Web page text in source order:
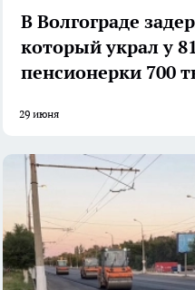
В Волгограде
который украл у
пенсионерки 700
29 июня